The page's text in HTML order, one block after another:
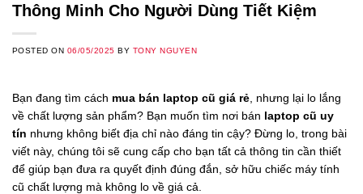
Thông Minh Cho Người Dùng Tiết Kiệm
POSTED ON 06/05/2025 BY TONY NGUYEN
Bạn đang tìm cách mua bán laptop cũ giá rẻ , nhưng lại lo lắng
về chất lượng sản phẩm? Bạn muốn tìm nơi bán laptop cũ uy
tín nhưng không biết địa chỉ nào đáng tin cậy? Đừng lo, trong bài
viết này, chúng tôi sẽ cung cấp cho bạn tất cả thông tin cần thiết
để giúp bạn đưa ra quyết định đúng đắn, sở hữu chiếc máy tính
cũ chất lượng mà không lo về giá cả.